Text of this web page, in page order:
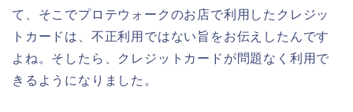
て、そこでプロテウォークのお店で利用したクレジッ
トカードは、不正利用ではない旨をお伝えしたんです
よね。そしたら、クレジットカードが問題なく利用で
きるようになりました。